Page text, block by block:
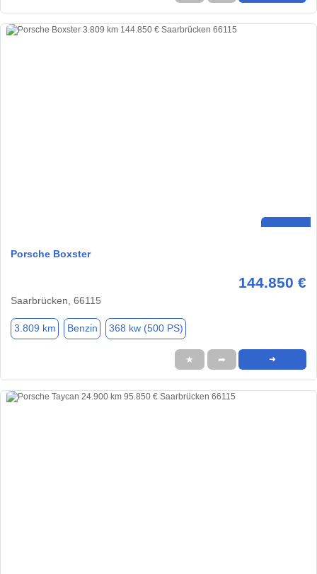
Porsche Boxster
144.850 €
Saarbrücken, 66115
3.809 km Benzin 368 kw (500 PS)
★ ➦ ➜